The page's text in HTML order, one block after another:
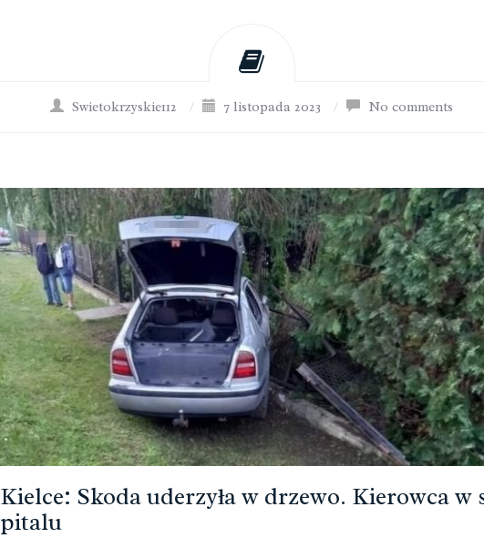
Swietokrzyskie112 / 7 listopada 2023 / No comments
Kielce: Skoda uderzyła w drzewo. Kierowca w
pitalu